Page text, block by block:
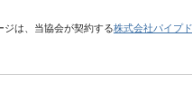
ジは、当協会が契約する株式会社パイプ